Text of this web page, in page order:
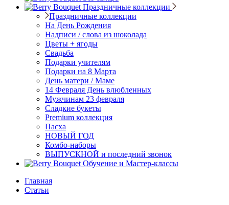
Праздничные коллекции
Праздничные коллекции
На День Рождения
Надписи / слова из шоколада
Цветы + ягоды
Свадьба
Подарки учителям
Подарки на 8 Марта
День матери / Маме
14 Февраля День влюбленных
Мужчинам 23 февраля
Сладкие букеты
Premium коллекция
Пасха
НОВЫЙ ГОД
Комбо-наборы
ВЫПУСКНОЙ и последний звонок
Обучение и Мастер-классы
Главная
Статьи